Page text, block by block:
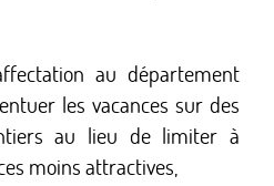
au département
les vacances sur des
au lieu de limiter à
moins attractives,